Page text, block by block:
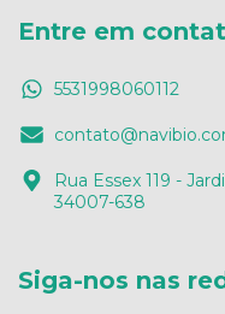
Entre em
5531998060112
Rua Essex 119 -
34007-638
Siga-nos nas